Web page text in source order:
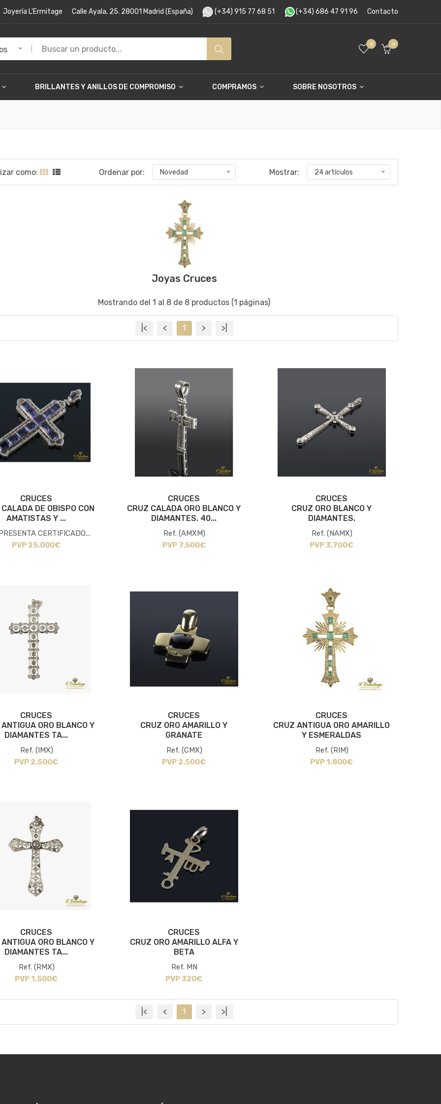
Joyería L'Ermitage Calle Ayala, 25. 28001 Madrid (España) (+34) 915 77 68 51 (+34) 686 47 91 96 Contacto
0 0
BRILLANTES Y ANILLOS DE COMPROMISO COMPRAMOS SOBRE NOSOTROS
como: Ordenar por: Novedad Mostrar: 24 artículos
Joyas Cruces
Mostrando del 1 al 8 de 8 productos (1 páginas)
|< < 1 > >|
CRUCES
DE OBISPO CON
AMATISTAS Y ...
CERTIFICADO...
PVP 25.000€
CRUCES
CRUZ CALADA ORO BLANCO Y
DIAMANTES. 40...
Ref. (AMXM)
PVP 7.500€
CRUCES
CRUZ ORO BLANCO Y
DIAMANTES.
Ref. (NAMX)
PVP 3.700€
CRUCES
ORO BLANCO Y
DIAMANTES TA...
Ref. (IMX)
PVP 2.500€
CRUCES
CRUZ ORO AMARILLO Y
GRANATE
Ref. (CMX)
PVP 2.500€
CRUCES
CRUZ ANTIGUA ORO AMARILLO
Y ESMERALDAS
Ref. (RIM)
PVP 1.800€
CRUCES
ORO BLANCO Y
DIAMANTES TA...
Ref. (RMX)
PVP 1.500€
CRUCES
CRUZ ORO AMARILLO ALFA Y
BETA
Ref. MN
PVP 320€
|< < 1 > >|